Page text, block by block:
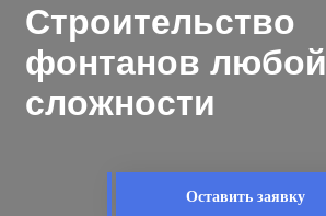
Строительство
фонтанов любой
сложности
Оставить заявку